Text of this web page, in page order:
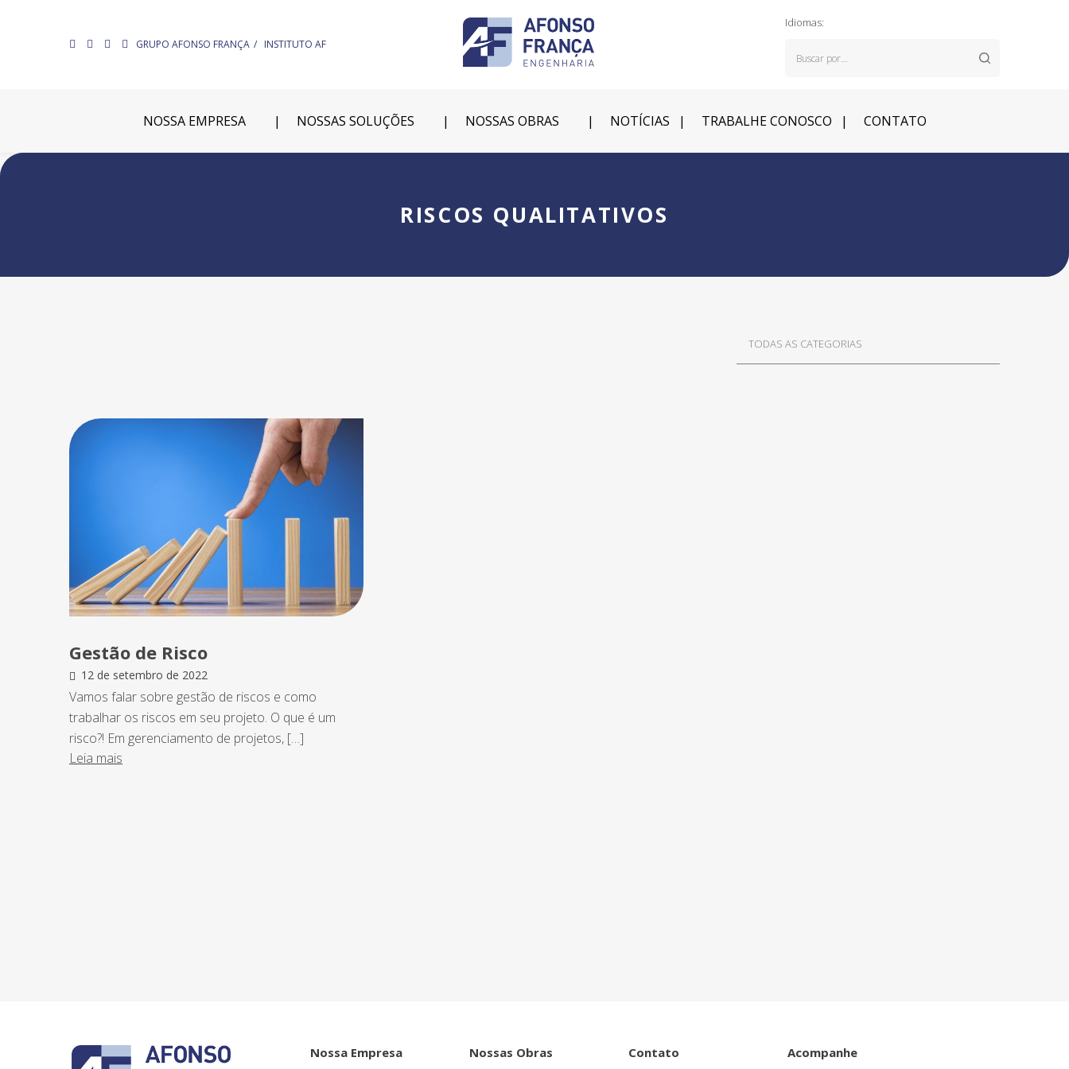
GRUPO AFONSO FRANÇA INSTITUTO AF
Idiomas:
NOSSA EMPRESA NOSSAS SOLUÇÕES NOSSAS OBRAS NOTÍCIAS TRABALHE CONOSCO CONTATO
RISCOS QUALITATIVOS
Gestão de Risco
12 de setembro de 2022
Vamos falar sobre gestão de riscos e como
trabalhar os riscos em seu projeto. O que é um
risco?! Em gerenciamento de projetos, […]
Leia mais
Nossa Empresa Nossas Obras Contato Acompanhe